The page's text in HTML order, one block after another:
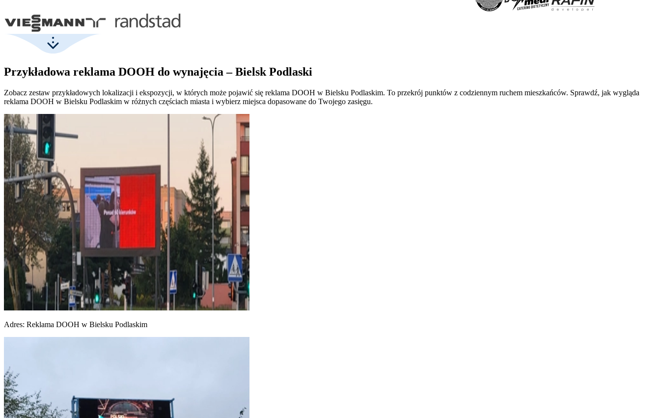
Przykładowa reklama DOOH do wynajęcia – Bielsk Podlaski
Zobacz zestaw przykładowych lokalizacji i ekspozycji, w których może pojawić się reklama DOOH w Bielsku Podlaskim. To przekrój punktów z codziennym ruchem mieszkańców. Sprawdź, jak wygląda
reklama DOOH w Bielsku Podlaskim w różnych częściach miasta i wybierz miejsca dopasowane do Twojego zasięgu.
Adres: Reklama DOOH w Bielsku Podlaskim